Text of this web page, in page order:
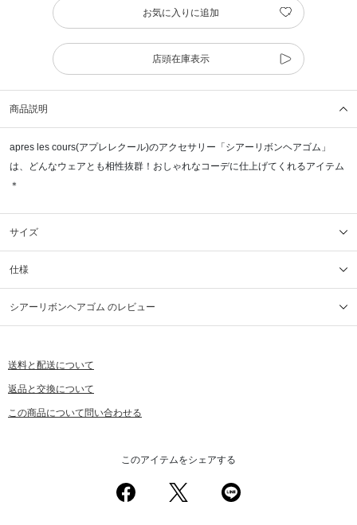
お気に入りに追加
店頭在庫表示
商品説明
apres les cours(アプレレクール)のアクセサリー「シアーリボンヘアゴム」
は、どんなウェアとも相性抜群！おしゃれなコーデに仕上げてくれるアイテム
＊
サイズ
仕様
シアーリボンヘアゴム のレビュー
送料と配送について
返品と交換について
この商品について問い合わせる
このアイテムをシェアする